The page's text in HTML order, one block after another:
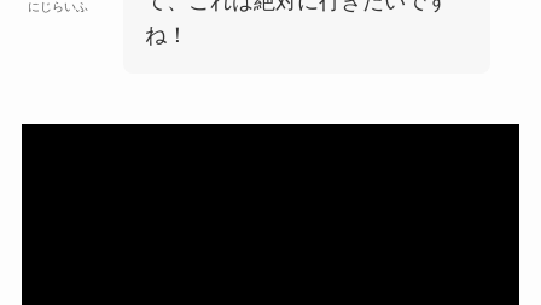
にじらいふ
ね！